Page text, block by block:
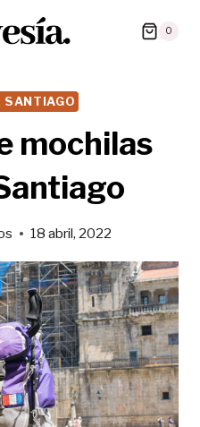
0
SANTIAGO
mochilas
18 abril, 2022